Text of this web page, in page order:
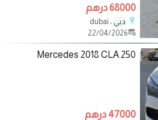
68000 درهم
دبي ، dubai
22/04/2026
Mercedes 2018 CLA 250
47000 درهم